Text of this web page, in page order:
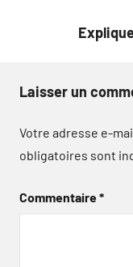
Laisser un
Votre adresse e-
obligatoires sont
Commentaire*